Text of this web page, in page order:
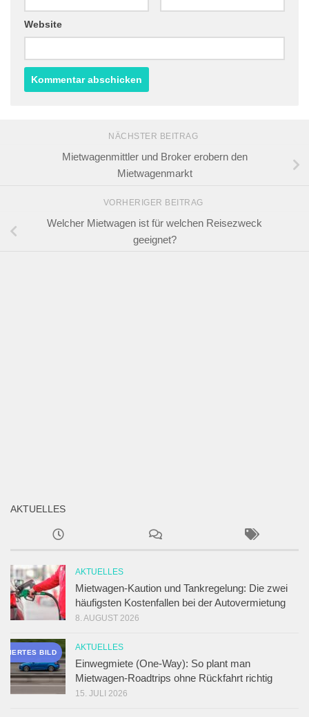
Website
NÄCHSTER BEITRAG
Mietwagenmittler und Broker erobern den
Mietwagenmarkt
VORHERIGER BEITRAG
Welcher Mietwagen ist für welchen Reisezweck
geeignet?
AKTUELLES
AKTUELLES
Mietwagen-Kaution und Tankregelung: Die zwei
häufigsten Kostenfallen bei der Autovermietung
8. AUGUST 2026
BILD AKTUELLES
Einwegmiete (One-Way): So plant man
Mietwagen-Roadtrips ohne Rückfahrt richtig
15. JULI 2026